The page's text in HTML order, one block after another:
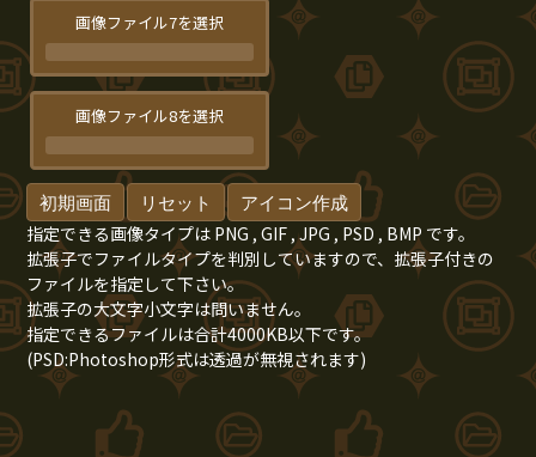
画像ファイル7を選択
画像ファイル8を選択
指定できる画像タイプは PNG , GIF , JPG , PSD , BMP です。
拡張子でファイルタイプを判別していますので、拡張子付きの
ファイルを指定して下さい。
拡張子の大文字小文字は問いません。
指定できるファイルは合計4000KB以下です。
(PSD:Photoshop形式は透過が無視されます)